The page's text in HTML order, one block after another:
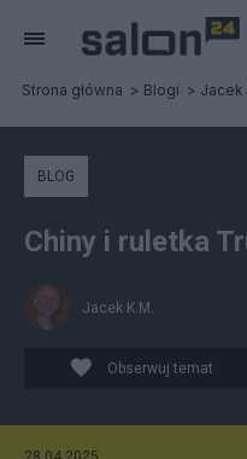
Strona główna Blogi Jacek
BLOG
Chiny i ruletka
Jacek K.M.
Obserwuj temat